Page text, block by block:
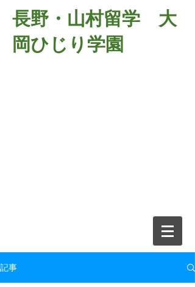
長野・山村留学 大
岡ひじり学園
記事